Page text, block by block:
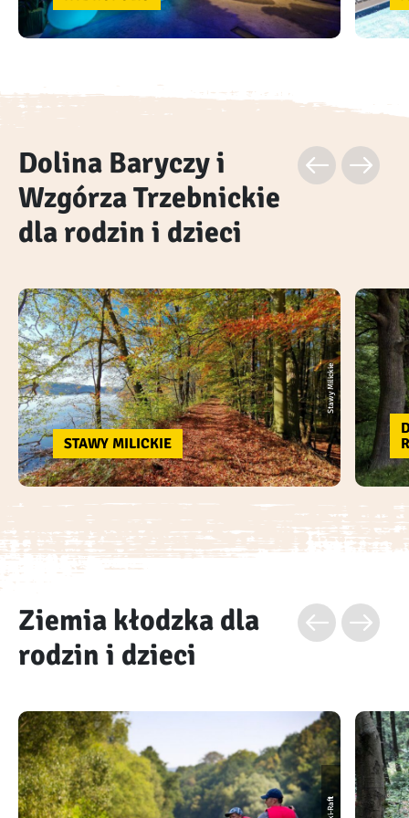
Dolina Baryczy i
Wzgórza Trzebnickie
dla rodzin i dzieci
Stawy Milickie
STAWY MILICKIE
Ziemia kłodzka dla
rodzin i dzieci
Ski-Raft